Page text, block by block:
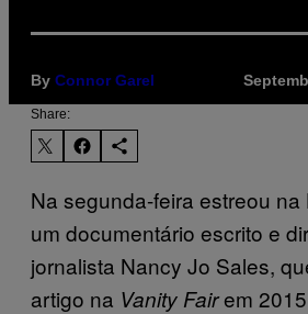
By Connor Garel
Share:
Na segunda-feira estreou na
um documentário escrito e
jornalista Nancy Jo Sales,
artigo na Vanity Fairem 2015